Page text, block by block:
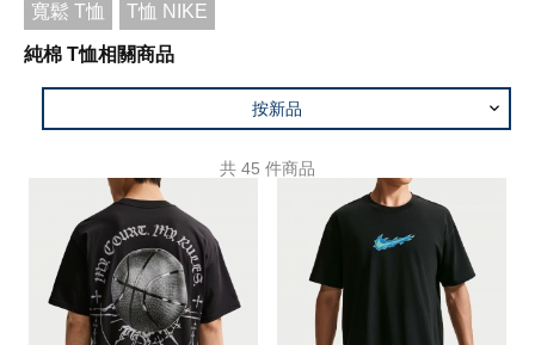
寬鬆 T恤 T恤 NIKE
純棉 T恤相關商品
按新品
共 45 件商品